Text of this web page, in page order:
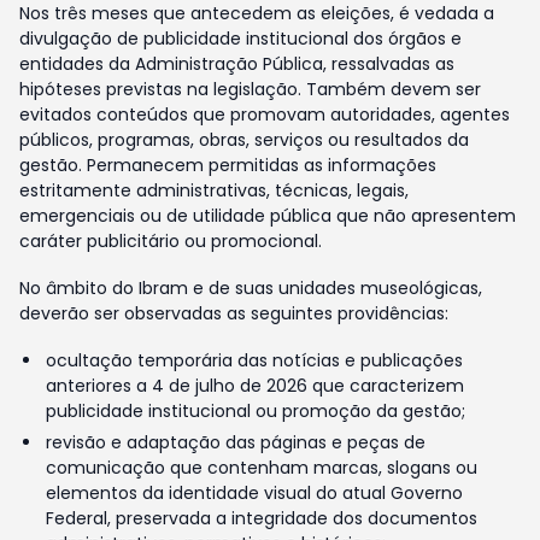
Nos três meses que antecedem as eleições, é vedada a
divulgação de publicidade institucional dos órgãos e
entidades da Administração Pública, ressalvadas as
hipóteses previstas na legislação. Também devem ser
evitados conteúdos que promovam autoridades, agentes
públicos, programas, obras, serviços ou resultados da
gestão. Permanecem permitidas as informações
estritamente administrativas, técnicas, legais,
emergenciais ou de utilidade pública que não apresentem
caráter publicitário ou promocional.
No âmbito do Ibram e de suas unidades museológicas,
deverão ser observadas as seguintes providências:
ocultação temporária das notícias e publicações
anteriores a 4 de julho de 2026 que caracterizem
publicidade institucional ou promoção da gestão;
revisão e adaptação das páginas e peças de
comunicação que contenham marcas, slogans ou
elementos da identidade visual do atual Governo
Federal, preservada a integridade dos documentos